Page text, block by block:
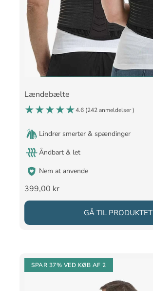
Lændebælte
4.6 (242 anmeldelser)
Lindrer smerter & spændinger
Åndbart & let
Nem at anvende
Salgspris
399,00 kr
GÅ TIL PRODUKTET
SPAR 37% VED KØB AF 2